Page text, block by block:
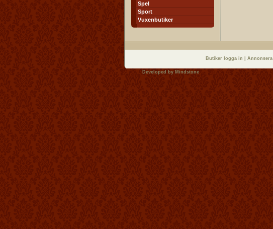
Spel
Sport
Vuxenbutiker
Butiker logga in Annonsera
Developed by Mindstone